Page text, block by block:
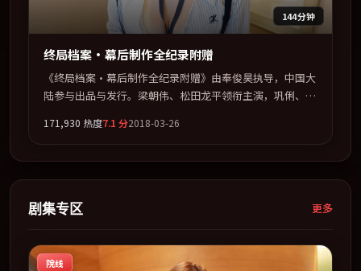
144分钟
终局档案·幕后制作全纪录附赠
《终局档案·幕后制作全纪录附赠》由奉俊昊执导，中国大
陆参与出品与发行。梁朝伟、松田龙平领衔主演，巩俐、王
虑的隐喻表达。全片以「犯罪」类型为骨架，在叙事、表演
台同步亮相，2018 年度话题片中口碑稳健，适合喜欢强情
节与人物弧光的观众完整观看。
171,930 热度7.1 分2018-03-26
剧集专区 更多
院线